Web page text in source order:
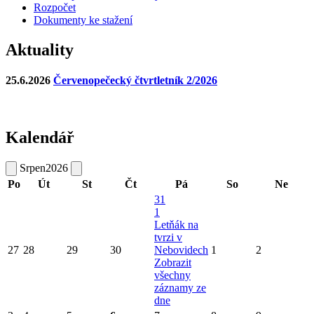
Rozpočet
Dokumenty ke stažení
Aktuality
25.6.2026 Červenopečecký čtvrtletník 2/2026
Kalendář
Srpen2026
Po
Út St Čt Pá So Ne
27 28 29 30
31
1
Letňák na
tvrzi v
Nebovidech
Zobrazit
všechny
záznamy ze
dne
1 2